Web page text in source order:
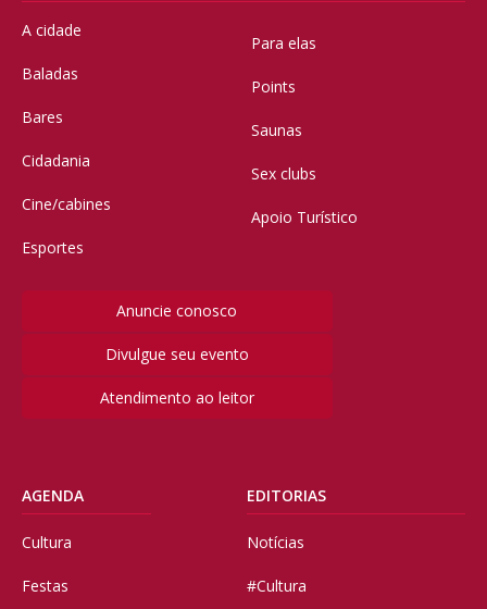
A cidade
Baladas
Bares
Cidadania
Cine/cabines
Esportes
Para elas
Points
Saunas
Sex clubs
Apoio Turístico
Anuncie conosco
Divulgue seu evento
Atendimento ao leitor
AGENDA
Cultura
Festas
EDITORIAS
Notícias
#Cultura